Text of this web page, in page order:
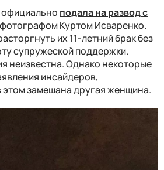
официально подала на развод с
Куртом Исваренко.
их 11-летний брак без
супружеской поддержки.
неизвестна. Однако некоторые
инсайдеров,
этом замешана другая женщина.